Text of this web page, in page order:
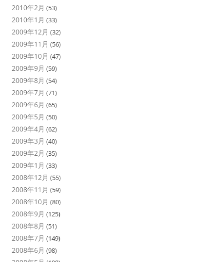
2010年2月 (53)
2010年1月 (33)
2009年12月 (32)
2009年11月 (56)
2009年10月 (47)
2009年9月 (59)
2009年8月 (54)
2009年7月 (71)
2009年6月 (65)
2009年5月 (50)
2009年4月 (62)
2009年3月 (40)
2009年2月 (35)
2009年1月 (33)
2008年12月 (55)
2008年11月 (59)
2008年10月 (80)
2008年9月 (125)
2008年8月 (51)
2008年7月 (149)
2008年6月 (98)